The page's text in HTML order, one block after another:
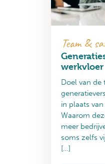
Team &
werkvloer
Doel van de
in plaats
Waarom
meer
soms zelfs
[…]